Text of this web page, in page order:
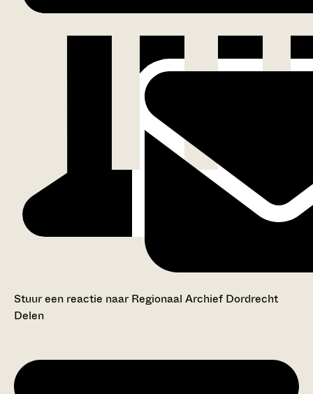
Stuur een reactie naar Regionaal Archief Dordrecht
Delen